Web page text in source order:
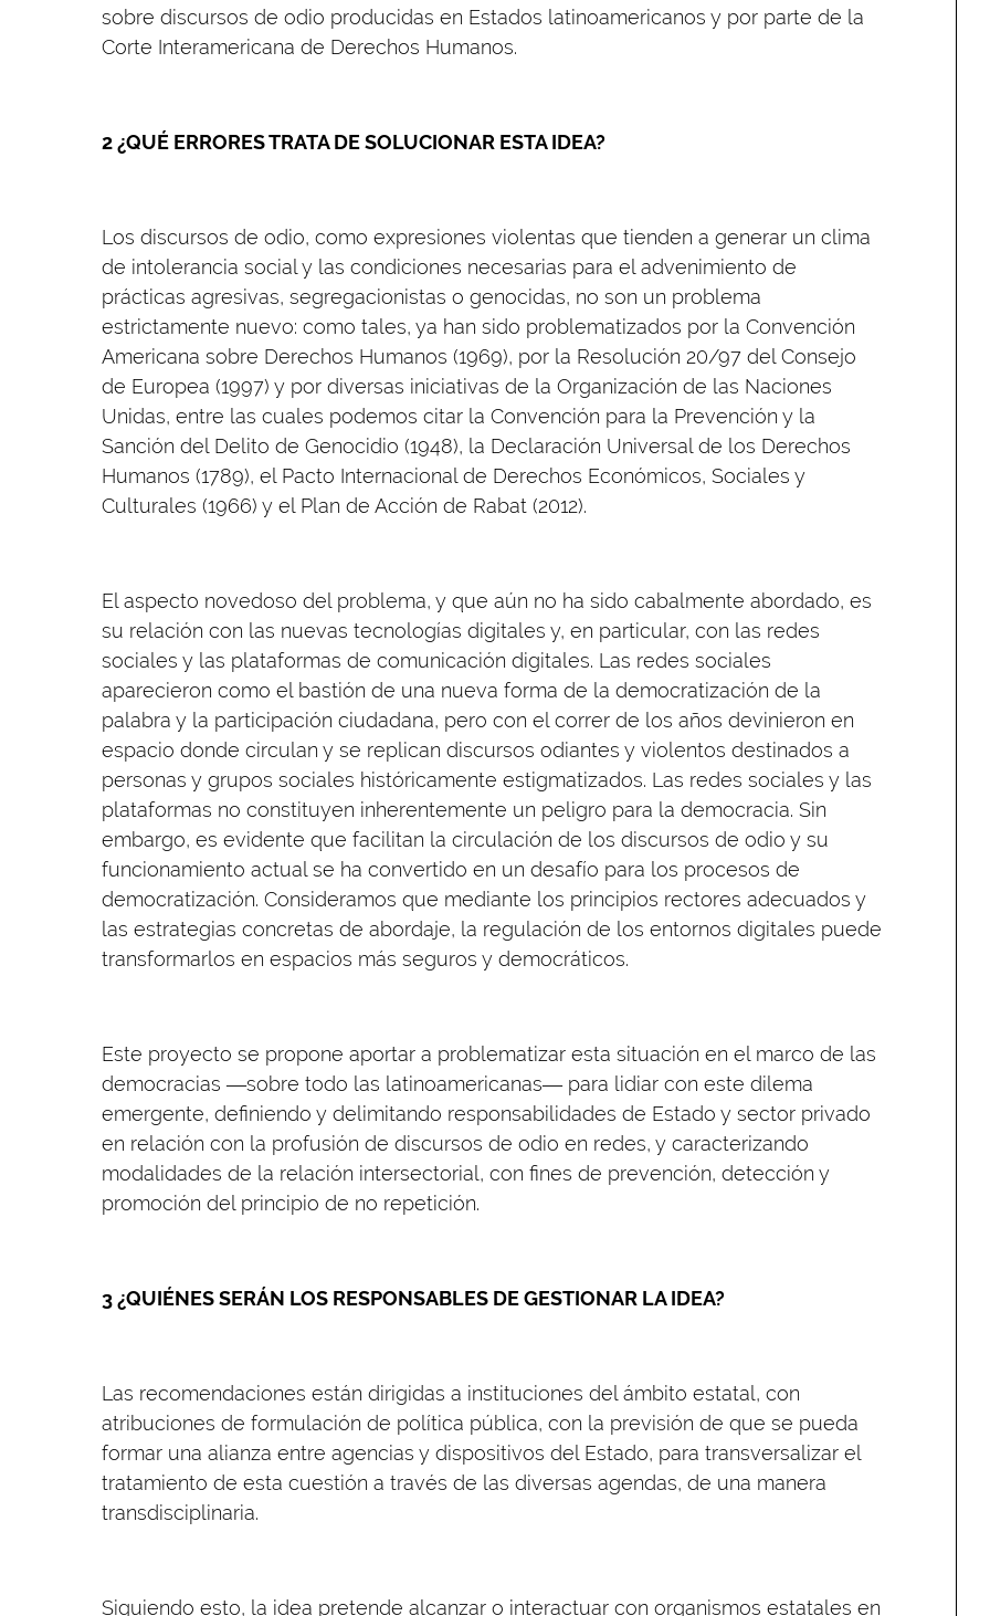
sobre discursos de odio producidas en Estados latinoamericanos y por parte de la
Corte Interamericana de Derechos Humanos.
2 ¿QUÉ ERRORES TRATA DE SOLUCIONAR ESTA IDEA?
Los discursos de odio, como expresiones violentas que tienden a generar un clima
de intolerancia social y las condiciones necesarias para el advenimiento de
prácticas agresivas, segregacionistas o genocidas, no son un problema
estrictamente nuevo: como tales, ya han sido problematizados por la Convención
Americana sobre Derechos Humanos (1969), por la Resolución 20/97 del Consejo
de Europea (1997) y por diversas iniciativas de la Organización de las Naciones
Unidas, entre las cuales podemos citar la Convención para la Prevención y la
Sanción del Delito de Genocidio (1948), la Declaración Universal de los Derechos
Humanos (1789), el Pacto Internacional de Derechos Económicos, Sociales y
Culturales (1966) y el Plan de Acción de Rabat (2012).
El aspecto novedoso del problema, y que aún no ha sido cabalmente abordado, es
su relación con las nuevas tecnologías digitales y, en particular, con las redes
sociales y las plataformas de comunicación digitales. Las redes sociales
aparecieron como el bastión de una nueva forma de la democratización de la
palabra y la participación ciudadana, pero con el correr de los años devinieron en
espacio donde circulan y se replican discursos odiantes y violentos destinados a
personas y grupos sociales históricamente estigmatizados. Las redes sociales y las
plataformas no constituyen inherentemente un peligro para la democracia. Sin
embargo, es evidente que facilitan la circulación de los discursos de odio y su
funcionamiento actual se ha convertido en un desafío para los procesos de
democratización. Consideramos que mediante los principios rectores adecuados y
las estrategias concretas de abordaje, la regulación de los entornos digitales puede
transformarlos en espacios más seguros y democráticos.
Este proyecto se propone aportar a problematizar esta situación en el marco de las
democracias ―sobre todo las latinoamericanas― para lidiar con este dilema
emergente, definiendo y delimitando responsabilidades de Estado y sector privado
en relación con la profusión de discursos de odio en redes, y caracterizando
modalidades de la relación intersectorial, con fines de prevención, detección y
promoción del principio de no repetición.
3 ¿QUIÉNES SERÁN LOS RESPONSABLES DE GESTIONAR LA IDEA?
Las recomendaciones están dirigidas a instituciones del ámbito estatal, con
atribuciones de formulación de política pública, con la previsión de que se pueda
formar una alianza entre agencias y dispositivos del Estado, para transversalizar el
tratamiento de esta cuestión a través de las diversas agendas, de una manera
transdisciplinaria.
Siguiendo esto, la idea pretende alcanzar o interactuar con organismos estatales en